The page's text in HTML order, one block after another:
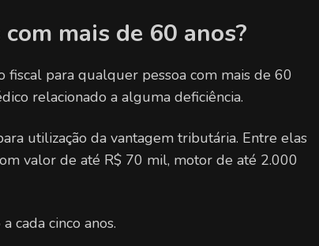
mais de 60 anos?
fiscal para qualquer pessoa com mais de 60
relacionado a alguma deficiência.
utilização da vantagem tributária. Entre elas
valor de até R$ 70 mil, motor de até 2.000
cada cinco anos.